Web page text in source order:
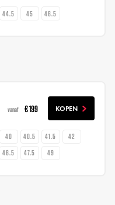
44.5 45 46.5
vanaf € 199 KOPEN
40 40.5 41.5
42
46.5 47.5 49